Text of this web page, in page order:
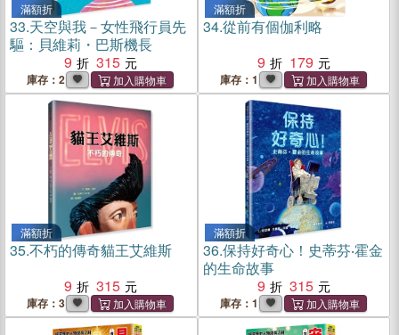
滿額折
33.天空與我－女性飛行員先
驅：貝維莉・巴斯機長
9
315
庫存：2
滿額折
34.從前有個伽利略
9
179
庫存：1
滿額折
35.不朽的傳奇貓王艾維斯
9
315
庫存：3
滿額折
36.保持好奇心！史蒂芬‧霍金
的生命故事
9
315
庫存：1